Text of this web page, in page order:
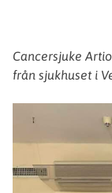
Cancersjuke
från sjukhuset i